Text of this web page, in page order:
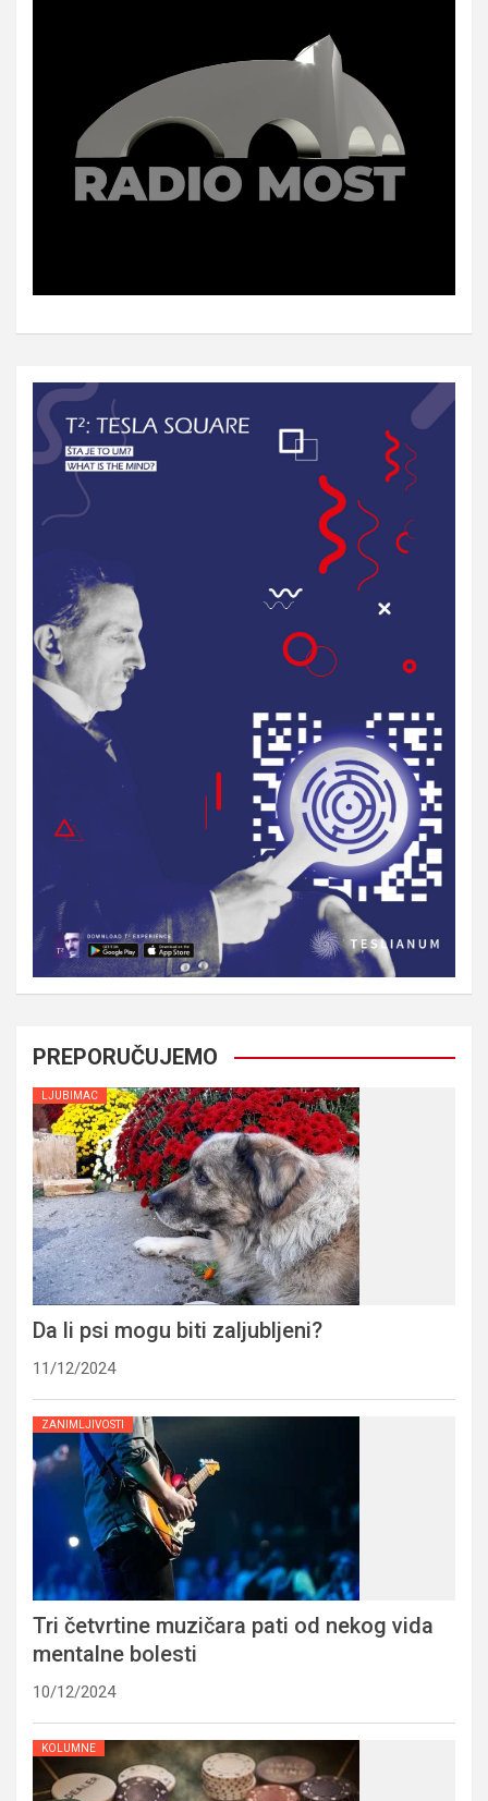
PREPORUČUJEMO
LJUBIMAC
Da li psi mogu biti zaljubljeni?
11/12/2024
ZANIMLJIVOSTI
Tri četvrtine muzičara pati od nekog vida
mentalne bolesti
10/12/2024
KOLUMNE